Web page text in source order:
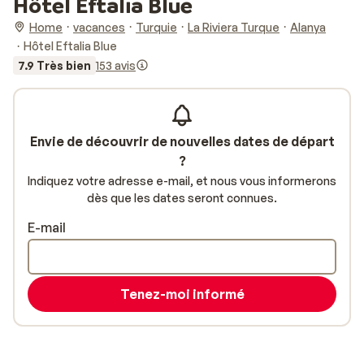
Home vacances Turquie La Riviera Turque
Alanya
Hôtel Eftalia Blue
7.9 Très bien 153 avis
Envie de découvrir de nouvelles dates de départ
?
Indiquez votre adresse e-mail, et nous vous informerons
dès que les dates seront connues.
E-mail
Tenez-moi informé